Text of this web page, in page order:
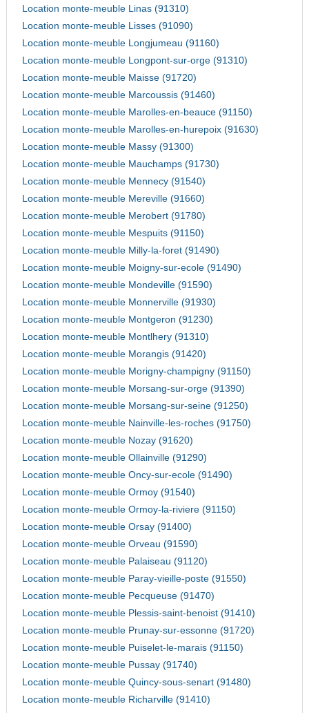
Location monte-meuble Linas (91310)
Location monte-meuble Lisses (91090)
Location monte-meuble Longjumeau (91160)
Location monte-meuble Longpont-sur-orge (91310)
Location monte-meuble Maisse (91720)
Location monte-meuble Marcoussis (91460)
Location monte-meuble Marolles-en-beauce (91150)
Location monte-meuble Marolles-en-hurepoix (91630)
Location monte-meuble Massy (91300)
Location monte-meuble Mauchamps (91730)
Location monte-meuble Mennecy (91540)
Location monte-meuble Mereville (91660)
Location monte-meuble Merobert (91780)
Location monte-meuble Mespuits (91150)
Location monte-meuble Milly-la-foret (91490)
Location monte-meuble Moigny-sur-ecole (91490)
Location monte-meuble Mondeville (91590)
Location monte-meuble Monnerville (91930)
Location monte-meuble Montgeron (91230)
Location monte-meuble Montlhery (91310)
Location monte-meuble Morangis (91420)
Location monte-meuble Morigny-champigny (91150)
Location monte-meuble Morsang-sur-orge (91390)
Location monte-meuble Morsang-sur-seine (91250)
Location monte-meuble Nainville-les-roches (91750)
Location monte-meuble Nozay (91620)
Location monte-meuble Ollainville (91290)
Location monte-meuble Oncy-sur-ecole (91490)
Location monte-meuble Ormoy (91540)
Location monte-meuble Ormoy-la-riviere (91150)
Location monte-meuble Orsay (91400)
Location monte-meuble Orveau (91590)
Location monte-meuble Palaiseau (91120)
Location monte-meuble Paray-vieille-poste (91550)
Location monte-meuble Pecqueuse (91470)
Location monte-meuble Plessis-saint-benoist (91410)
Location monte-meuble Prunay-sur-essonne (91720)
Location monte-meuble Puiselet-le-marais (91150)
Location monte-meuble Pussay (91740)
Location monte-meuble Quincy-sous-senart (91480)
Location monte-meuble Richarville (91410)